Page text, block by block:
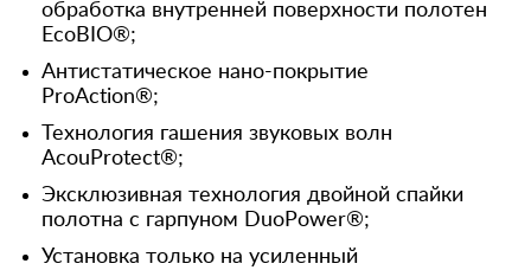
обработка внутренней поверхности полотен
EcoBIO®;
Антистатическое нано-покрытие
ProAction®;
Технология гашения звуковых волн
AcouProtect®;
Эксклюзивная технология двойной спайки
полотна с гарпуном DuoPower®;
Установка только на усиленный